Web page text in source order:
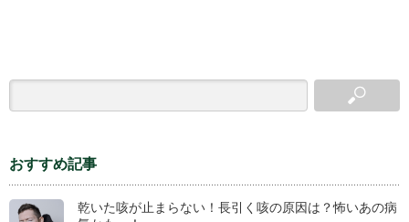
おすすめ記事
乾いた咳が止まらない！長引く咳の原因は？怖いあの病